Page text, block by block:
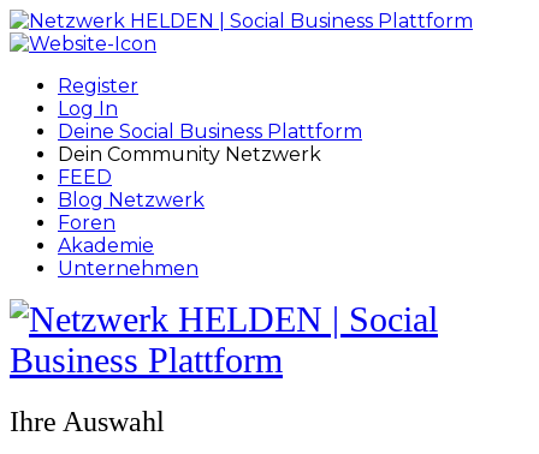
Toggle
Side
Register
Log In
Deine Social Business Plattform
Dein Community Netzwerk
FEED
Blog Netzwerk
Foren
Akademie
Unternehmen
Toggle
Side
Panel
More
options
Ihre Auswahl